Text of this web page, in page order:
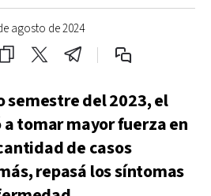
agosto de 2024
semestre del 2023, el
tomar mayor fuerza en
de casos
repasá los síntomas